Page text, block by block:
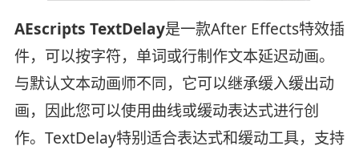
AEscripts TextDelay是一款After Effects特效插
件，可以按字符，单词或行制作文本延迟动画。
与默认文本动画师不同，它可以继承缓入缓出动
画，因此您可以使用曲线或缓动表达式进行创
作。TextDelay特别适合表达式和缓动工具，支持